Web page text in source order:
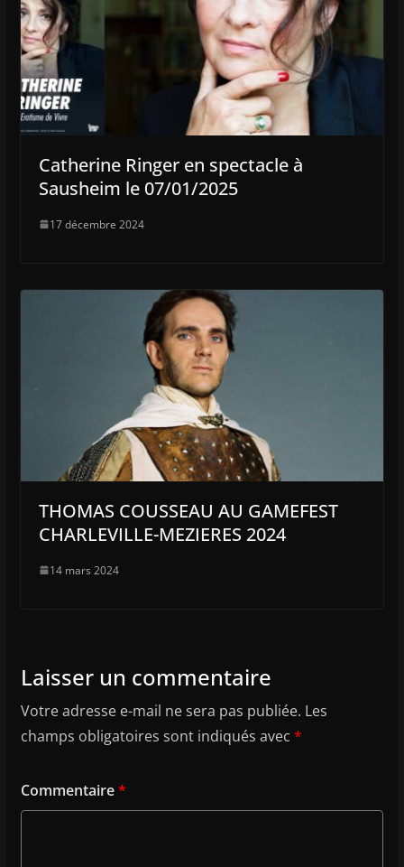
Catherine Ringer en spectacle à
Sausheim le 07/01/2025
17 décembre 2024
THOMAS COUSSEAU AU GAMEFEST
CHARLEVILLE-MEZIERES 2024
14 mars 2024
Laisser un commentaire
Votre adresse e-mail ne sera pas publiée. Les
champs obligatoires sont indiqués avec *
Commentaire*